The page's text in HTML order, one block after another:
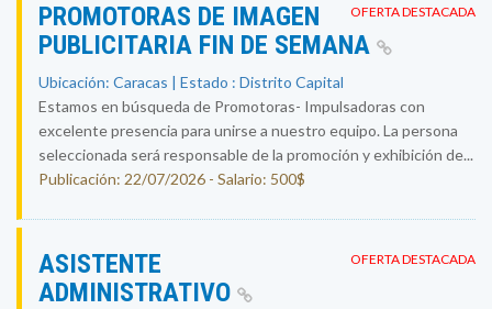
OFERTA DESTACADA
PROMOTORAS DE IMAGEN
PUBLICITARIA FIN DE SEMANA
Ubicación: Caracas | Estado : Distrito Capital
Estamos en búsqueda de Promotoras- Impulsadoras con
excelente presencia para unirse a nuestro equipo. La persona
seleccionada será responsable de la promoción y exhibición de...
Publicación: 22/07/2026 - Salario: 500$
OFERTA DESTACADA
ASISTENTE
ADMINISTRATIVO